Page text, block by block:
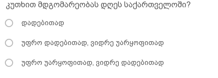
კუთხით მდგომარეობას დღეს საქართველოში?
დადებითად
უფრო დადებითად, ვიდრე უარყოფითად
უფრო უარყოფითად, ვიდრე დადებითად